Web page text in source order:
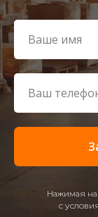
Нажимая на
с